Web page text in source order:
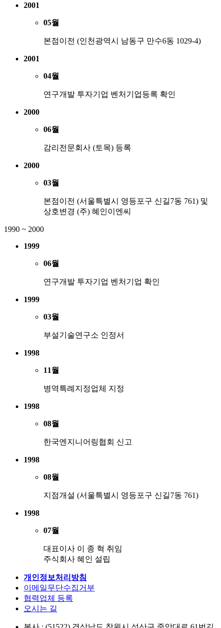
2001
05월
본점이전 (인천광역시 남동구 만수6동 1029-4)
2001
04월
연구개발 투자기업 벤처기업등록 확인
2000
06월
감리전문회사 (토목) 등록
2000
03월
본점이전 (서울특별시 영등포구 신길7동 761) 및
상호변경 (주) 혜인이엔씨
1990 ~ 2000
1999
06월
연구개발 투자기업 벤처기업 확인
1999
03월
부설기술연구소 인정서
1998
11월
병역특례지정업체 지정
1998
08월
한국엔지니어링협회 신고
1998
08월
지점개설 (서울특별시 영등포구 신길7동 761)
1998
07월
대표이사 이 종 혁 취임
주식회사 혜인 설립
개인정보처리방침
이메일무단수집거부
협력업체 등록
오시는 길